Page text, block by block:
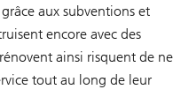
aux subventions et
encore avec des
ainsi risquent de ne
tout au long de leur